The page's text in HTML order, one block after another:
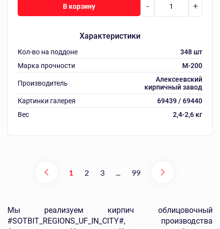
Характеристики
Кол-во на поддоне
348 шт
Марка прочности
М-200
Производитель
Алексеевский
кирпичный завод
Картинки галерея
69439 / 69440
Вес
2,4-2,6 кг
- +
В корзину
1 2 3 99
Мы реализуем кирпич облицовочный
#SOTBIT_REGIONS_UF_IN_CITY#, производства